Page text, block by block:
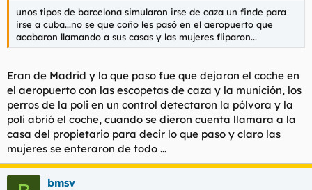
unos tipos de barcelona simularon irse de caza un finde para
irse a cuba...no se que coño les pasó en el aeropuerto que
acabaron llamando a sus casas y las mujeres fliparon...
Eran de Madrid y lo que paso fue que dejaron el coche en
el aeropuerto con las escopetas de caza y la munición, los
perros de la poli en un control detectaron la pólvora y la
poli abrió el coche, cuando se dieron cuenta llamara a la
casa del propietario para decir lo que paso y claro las
mujeres se enteraron de todo ...
bmsv